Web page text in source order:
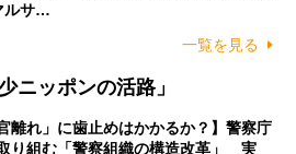
ルサ…
一覧を見る
ニッポンの活路」
離れ」に歯止めはかかるか？】警察庁
り組む「警察組織の構造改革」 実